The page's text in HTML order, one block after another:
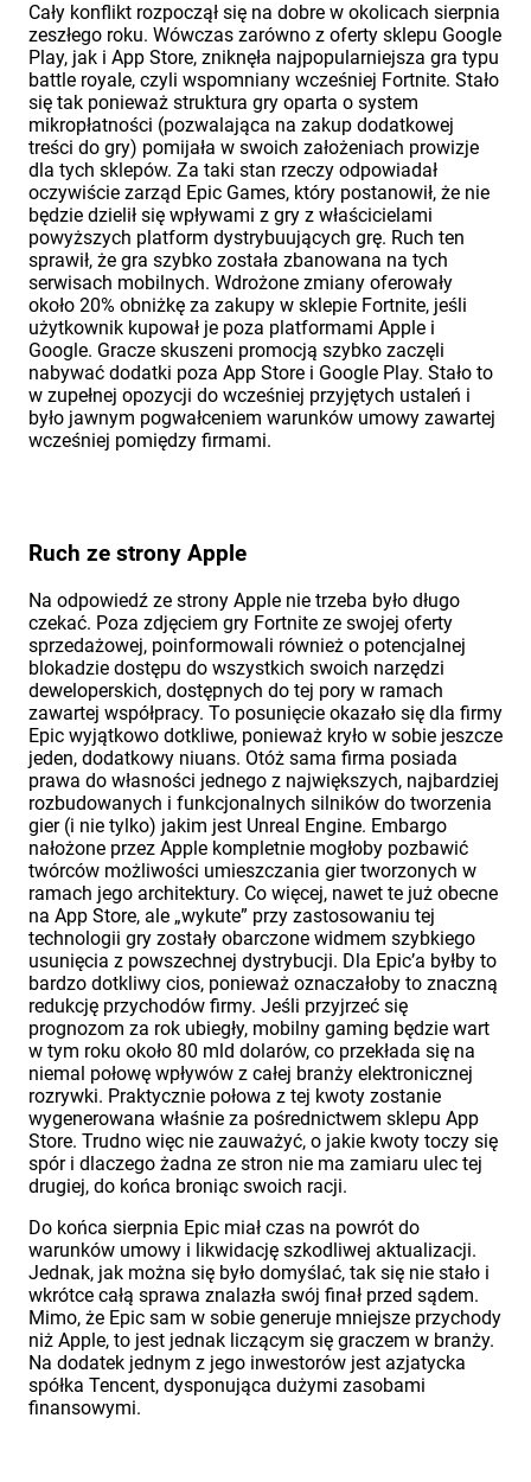
Cały konflikt rozpoczął się na dobre w okolicach sierpnia
zeszłego roku. Wówczas zarówno z oferty sklepu Google
Play, jak i App Store, zniknęła najpopularniejsza gra typu
battle royale, czyli wspomniany wcześniej Fortnite. Stało
się tak ponieważ struktura gry oparta o system
mikropłatności (pozwalająca na zakup dodatkowej
treści do gry) pomijała w swoich założeniach prowizje
dla tych sklepów. Za taki stan rzeczy odpowiadał
oczywiście zarząd Epic Games, który postanowił, że nie
będzie dzielił się wpływami z gry z właścicielami
powyższych platform dystrybuujących grę. Ruch ten
sprawił, że gra szybko została zbanowana na tych
serwisach mobilnych. Wdrożone zmiany oferowały
około 20% obniżkę za zakupy w sklepie Fortnite, jeśli
użytkownik kupował je poza platformami Apple i
Google. Gracze skuszeni promocją szybko zaczęli
nabywać dodatki poza App Store i Google Play. Stało to
w zupełnej opozycji do wcześniej przyjętych ustaleń i
było jawnym pogwałceniem warunków umowy zawartej
wcześniej pomiędzy firmami.
Ruch ze strony Apple
Na odpowiedź ze strony Apple nie trzeba było długo
czekać. Poza zdjęciem gry Fortnite ze swojej oferty
sprzedażowej, poinformowali również o potencjalnej
blokadzie dostępu do wszystkich swoich narzędzi
deweloperskich, dostępnych do tej pory w ramach
zawartej współpracy. To posunięcie okazało się dla firmy
Epic wyjątkowo dotkliwe, ponieważ kryło w sobie jeszcze
jeden, dodatkowy niuans. Otóż sama firma posiada
prawa do własności jednego z największych, najbardziej
rozbudowanych i funkcjonalnych silników do tworzenia
gier (i nie tylko) jakim jest Unreal Engine. Embargo
nałożone przez Apple kompletnie mogłoby pozbawić
twórców możliwości umieszczania gier tworzonych w
ramach jego architektury. Co więcej, nawet te już obecne
na App Store, ale „wykute” przy zastosowaniu tej
technologii gry zostały obarczone widmem szybkiego
usunięcia z powszechnej dystrybucji. Dla Epic’a byłby to
bardzo dotkliwy cios, ponieważ oznaczałoby to znaczną
redukcję przychodów firmy. Jeśli przyjrzeć się
prognozom za rok ubiegły, mobilny gaming będzie wart
w tym roku około 80 mld dolarów, co przekłada się na
niemal połowę wpływów z całej branży elektronicznej
rozrywki. Praktycznie połowa z tej kwoty zostanie
wygenerowana właśnie za pośrednictwem sklepu App
Store. Trudno więc nie zauważyć, o jakie kwoty toczy się
spór i dlaczego żadna ze stron nie ma zamiaru ulec tej
drugiej, do końca broniąc swoich racji.
Do końca sierpnia Epic miał czas na powrót do
warunków umowy i likwidację szkodliwej aktualizacji.
Jednak, jak można się było domyślać, tak się nie stało i
wkrótce całą sprawa znalazła swój finał przed sądem.
Mimo, że Epic sam w sobie generuje mniejsze przychody
niż Apple, to jest jednak liczącym się graczem w branży.
Na dodatek jednym z jego inwestorów jest azjatycka
spółka Tencent, dysponująca dużymi zasobami
finansowymi.